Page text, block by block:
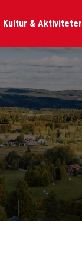
Kultur & Aktiviteter